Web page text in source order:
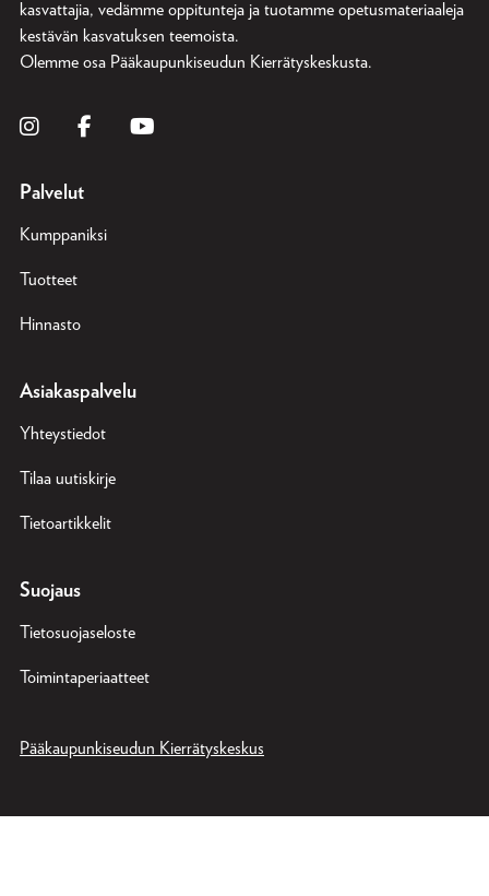
kasvattajia, vedämme oppitunteja ja tuotamme opetusmateriaaleja
kestävän kasvatuksen teemoista.
Olemme osa Pääkaupunkiseudun Kierrätyskeskusta.
Palvelut
Kumppaniksi
Tuotteet
Hinnasto
Asiakaspalvelu
Yhteystiedot
Tilaa uutiskirje
Tietoartikkelit
Suojaus
Tietosuojaseloste
Toimintaperiaatteet
Pääkaupunkiseudun Kierrätyskeskus